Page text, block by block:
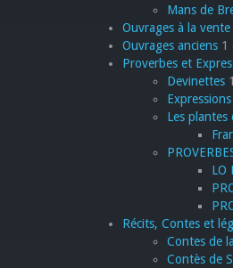
Mans de
Ouvrages à la vente
Ouvrages anciens 1
Proverbes et
Devinettes
Les plantes
LO
Récits, Contes et
Contes de
Contès de